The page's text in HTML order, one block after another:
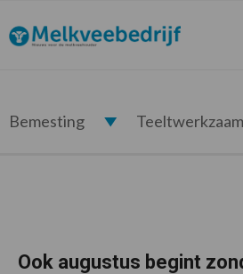
de
hoofdnavigatie
de
hoofd
de
eerste
de
voettekst
Melkveebedrijf.nl
Bemesting
Ook augustus begint